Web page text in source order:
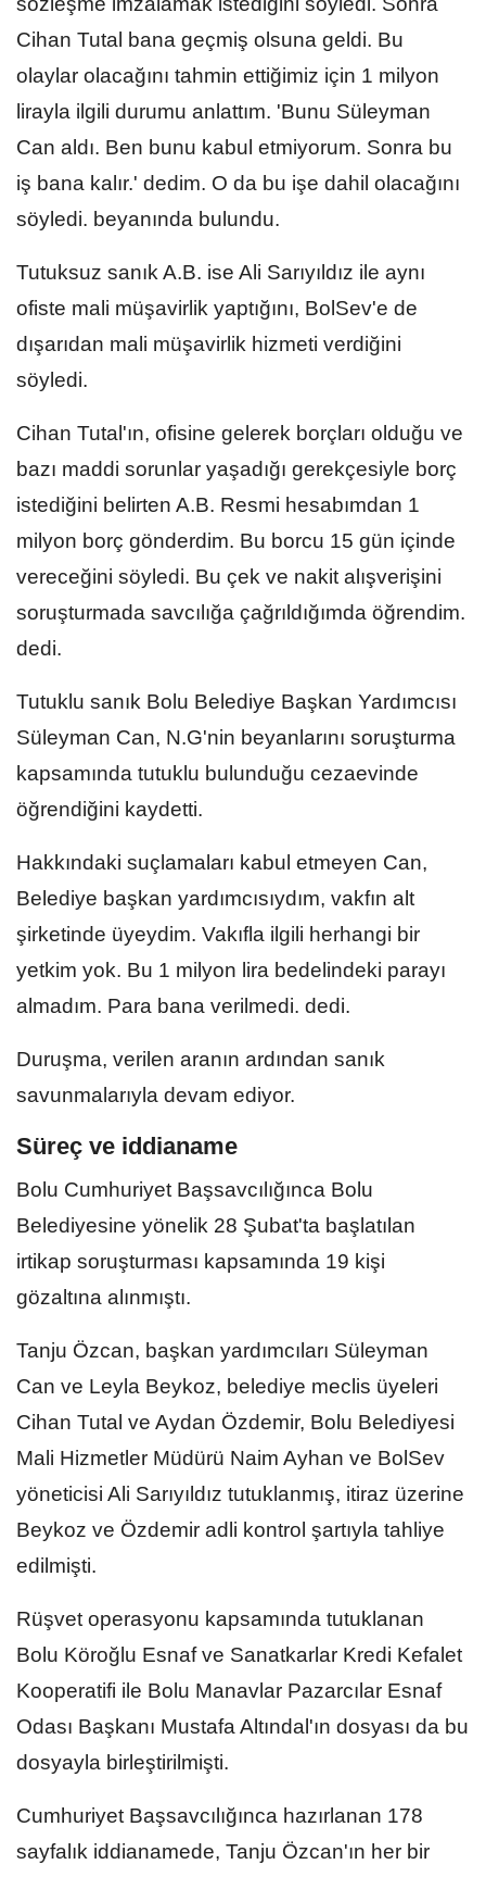
Cihan Tutal bana geçmiş olsuna geldi. Bu
olaylar olacağını tahmin ettiğimiz için 1 milyon
lirayla ilgili durumu anlattım. 'Bunu Süleyman
Can aldı. Ben bunu kabul etmiyorum. Sonra bu
iş bana kalır.' dedim. O da bu işe dahil olacağını
söyledi. beyanında bulundu.
Tutuksuz sanık A.B. ise Ali Sarıyıldız ile aynı
ofiste mali müşavirlik yaptığını, BolSev'e de
dışarıdan mali müşavirlik hizmeti verdiğini
söyledi.
Cihan Tutal'ın, ofisine gelerek borçları olduğu ve
bazı maddi sorunlar yaşadığı gerekçesiyle borç
istediğini belirten A.B. Resmi hesabımdan 1
milyon borç gönderdim. Bu borcu 15 gün içinde
vereceğini söyledi. Bu çek ve nakit alışverişini
soruşturmada savcılığa çağrıldığımda öğrendim.
dedi.
Tutuklu sanık Bolu Belediye Başkan Yardımcısı
Süleyman Can, N.G'nin beyanlarını soruşturma
kapsamında tutuklu bulunduğu cezaevinde
öğrendiğini kaydetti.
Hakkındaki suçlamaları kabul etmeyen Can,
Belediye başkan yardımcısıydım, vakfın alt
şirketinde üyeydim. Vakıfla ilgili herhangi bir
yetkim yok. Bu 1 milyon lira bedelindeki parayı
almadım. Para bana verilmedi. dedi.
Duruşma, verilen aranın ardından sanık
savunmalarıyla devam ediyor.
Süreç ve iddianame
Bolu Cumhuriyet Başsavcılığınca Bolu
Belediyesine yönelik 28 Şubat'ta başlatılan
irtikap soruşturması kapsamında 19 kişi
gözaltına alınmıştı.
Tanju Özcan, başkan yardımcıları Süleyman
Can ve Leyla Beykoz, belediye meclis üyeleri
Cihan Tutal ve Aydan Özdemir, Bolu Belediyesi
Mali Hizmetler Müdürü Naim Ayhan ve BolSev
yöneticisi Ali Sarıyıldız tutuklanmış, itiraz üzerine
Beykoz ve Özdemir adli kontrol şartıyla tahliye
edilmişti.
Rüşvet operasyonu kapsamında tutuklanan
Bolu Köroğlu Esnaf ve Sanatkarlar Kredi Kefalet
Kooperatifi ile Bolu Manavlar Pazarcılar Esnaf
Odası Başkanı Mustafa Altındal'ın dosyası da bu
dosyayla birleştirilmişti.
Cumhuriyet Başsavcılığınca hazırlanan 178
sayfalık iddianamede, Tanju Özcan'ın her bir